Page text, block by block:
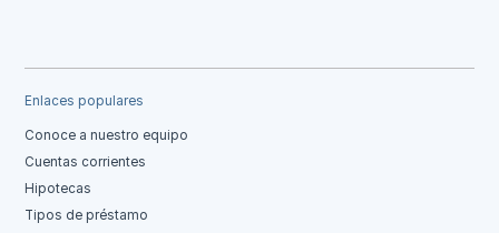
Enlaces populares
Conoce a nuestro equipo
Cuentas corrientes
Hipotecas
Tipos de préstamo